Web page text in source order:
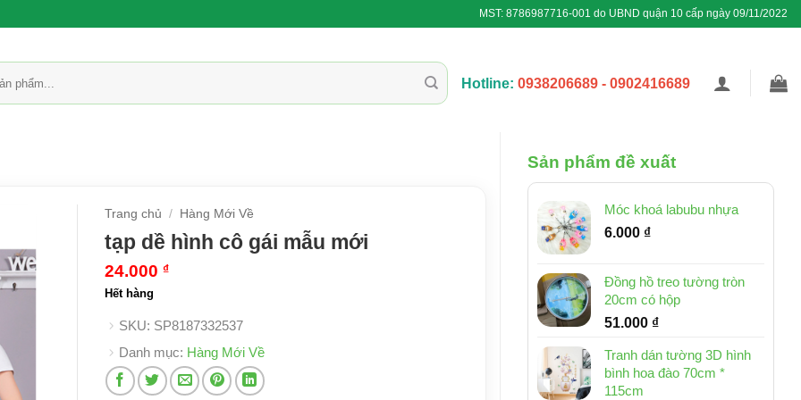
MST: 8786987716-001 do UBND quận 10 cấp ngày 09/11/2022
Hotline: 0938206689 - 0902416689
Sản phẩm đề xuất
Móc khoá labubu nhựa
6.000 ₫
Đồng hồ treo tường tròn
20cm có hộp
51.000 ₫
Tranh dán tường 3D hình
bình hoa đào 70cm *
115cm
Trang chủ / Hàng Mới Về
tạp dề hình cô gái mẫu mới
24.000 ₫
Hết hàng
SKU: SP8187332537
Danh mục: Hàng Mới Về